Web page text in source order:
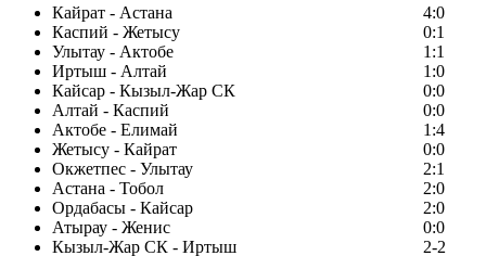
Кайрат - Астана
4:0
Каспий - Жетысу
0:1
Улытау - Актобе
1:1
Иртыш - Алтай
1:0
Кайсар - Кызыл-Жар СК
0:0
Алтай - Каспий
0:0
Актобе - Елимай
1:4
Жетысу - Кайрат
0:0
Окжетпес - Улытау
2:1
Астана - Тобол
2:0
Ордабасы - Кайсар
2:0
Атырау - Женис
0:0
Кызыл-Жар СК - Иртыш
2-2